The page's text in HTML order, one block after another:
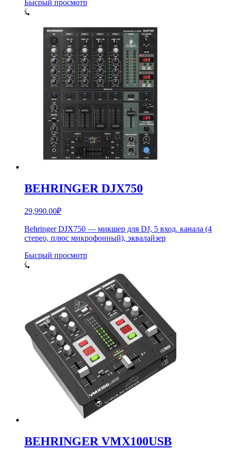
Бысрый просмотр
BEHRINGER DJX750
29,990.00₽
Behringer DJX750 — микшер для DJ, 5 вход. канала (4
стерео, плюс микрофонный), эквалайзер
Бысрый просмотр
BEHRINGER VMX100USB